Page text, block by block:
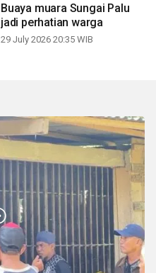
Buaya muara Sungai Palu
jadi perhatian warga
29 July 2026 20:35 WIB